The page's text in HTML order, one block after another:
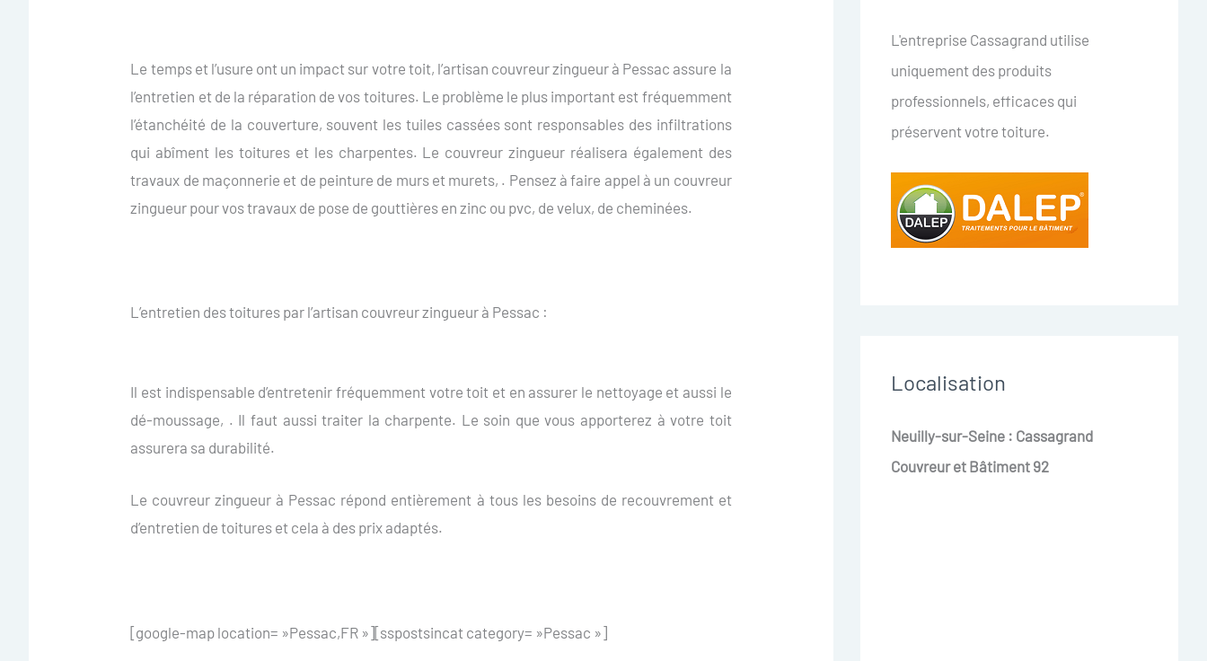
Le temps et l’usure ont un impact sur votre toit, l’artisan couvreur zingueur à Pessac assure la
l’entretien et de la réparation de vos toitures. Le problème le plus important est fréquemment
l’étanchéité de la couverture, souvent les tuiles cassées sont responsables des infiltrations
qui abîment les toitures et les charpentes. Le couvreur zingueur réalisera également des
travaux de maçonnerie et de peinture de murs et murets, . Pensez à faire appel à un couvreur
zingueur pour vos travaux de pose de gouttières en zinc ou pvc, de velux, de cheminées.
L’entretien des toitures par l’artisan couvreur zingueur à Pessac :
Il est indispensable d’entretenir fréquemment votre toit et en assurer le nettoyage et aussi le
dé-moussage, . Il faut aussi traiter la charpente. Le soin que vous apporterez à votre toit
assurera sa durabilité.
Le couvreur zingueur à Pessac répond entièrement à tous les besoins de recouvrement et
d’entretien de toitures et cela à des prix adaptés.
[google-map location= »Pessac,FR »][sspostsincat category= »Pessac »]
L'entreprise Cassagrand utilise
uniquement des produits
professionnels, efficaces qui
préservent votre toiture.
Localisation
Neuilly-sur-Seine : Cassagrand
Couvreur et Bâtiment 92